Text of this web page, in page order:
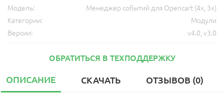
Модель:
Менеджер событий для Opencart (4x, 3x)
Категории:
Модули
Версии:
v4.0 v3.0
ОБРАТИТЬСЯ В ТЕХПОДДЕРЖКУ
ОПИСАНИЕ СКАЧАТЬ ОТЗЫВОВ (0)